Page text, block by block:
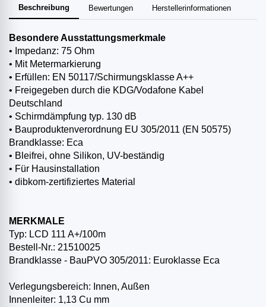
Beschreibung Bewertungen Herstellerinformationen
Besondere Ausstattungsmerkmale
• Impedanz: 75 Ohm
• Mit Metermarkierung
• Erfüllen: EN 50117/Schirmungsklasse A++
• Freigegeben durch die KDG/Vodafone Kabel
Deutschland
• Schirmdämpfung typ. 130 dB
• Bauproduktenverordnung EU 305/2011 (EN 50575)
Brandklasse: Eca
• Bleifrei, ohne Silikon, UV-beständig
• Für Hausinstallation
• dibkom-zertifiziertes Material
MERKMALE
Typ: LCD 111 A+/100m
Bestell-Nr.: 21510025
Brandklasse - BauPVO 305/2011: Euroklasse Eca
Verlegungsbereich: Innen, Außen
Innenleiter: 1,13 Cu mm